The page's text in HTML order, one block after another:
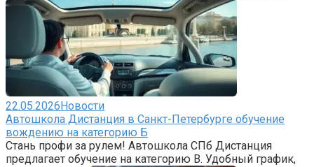
22.05.2026Новости
Автошкола Дистанция в Санкт-Петербурге обучение
вождению на категорию Б
Стань профи за рулем! Автошкола СПб Дистанция
предлагает обучение на категорию B. Удобный график,